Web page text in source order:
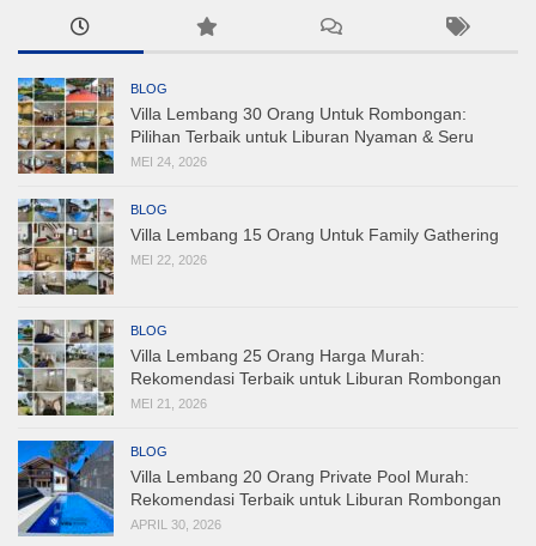
BLOG
Villa Lembang 30 Orang Untuk Rombongan:
Pilihan Terbaik untuk Liburan Nyaman & Seru
MEI 24, 2026
BLOG
Villa Lembang 15 Orang Untuk Family Gathering
MEI 22, 2026
BLOG
Villa Lembang 25 Orang Harga Murah:
Rekomendasi Terbaik untuk Liburan Rombongan
MEI 21, 2026
BLOG
Villa Lembang 20 Orang Private Pool Murah:
Rekomendasi Terbaik untuk Liburan Rombongan
APRIL 30, 2026